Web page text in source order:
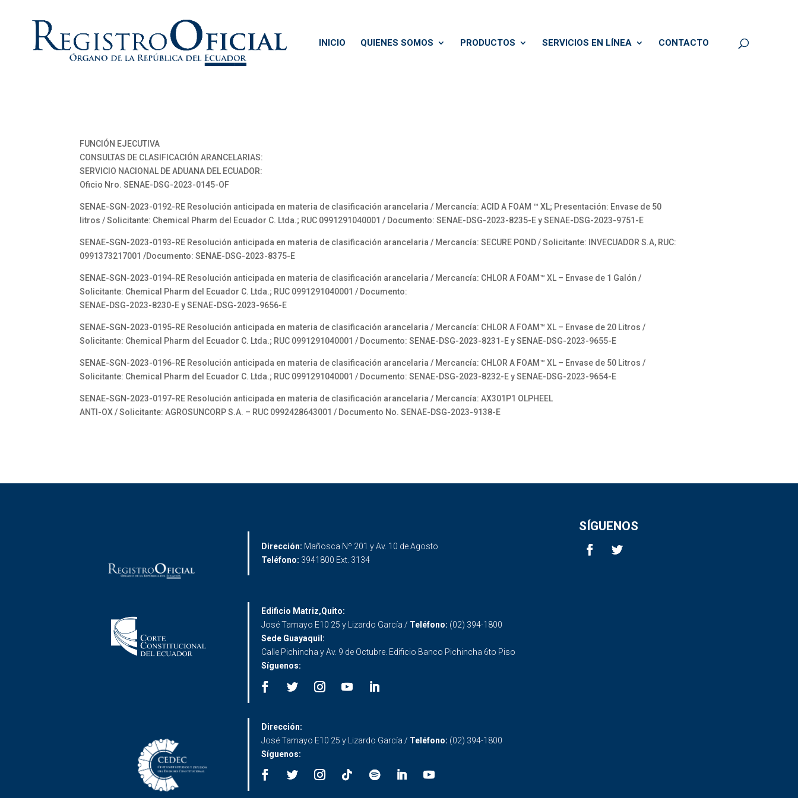
INICIO QUIENES SOMOS PRODUCTOS SERVICIOS EN LÍNEA CONTACTO
FUNCIÓN EJECUTIVA
CONSULTAS DE CLASIFICACIÓN ARANCELARIAS:
SERVICIO NACIONAL DE ADUANA DEL ECUADOR:
Oficio Nro. SENAE-DSG-2023-0145-OF
SENAE-SGN-2023-0192-RE Resolución anticipada en materia de clasificación arancelaria / Mercancía: ACID A FOAM ™ XL; Presentación: Envase de 50
litros / Solicitante: Chemical Pharm del Ecuador C. Ltda.; RUC 0991291040001 / Documento: SENAE-DSG-2023-8235-E y SENAE-DSG-2023-9751-E
SENAE-SGN-2023-0193-RE Resolución anticipada en materia de clasificación arancelaria / Mercancía: SECURE POND / Solicitante: INVECUADOR S.A, RUC:
0991373217001 /Documento: SENAE-DSG-2023-8375-E
SENAE-SGN-2023-0194-RE Resolución anticipada en materia de clasificación arancelaria / Mercancía: CHLOR A FOAM™ XL – Envase de 1 Galón /
Solicitante: Chemical Pharm del Ecuador C. Ltda.; RUC 0991291040001 / Documento:
SENAE-DSG-2023-8230-E y SENAE-DSG-2023-9656-E
SENAE-SGN-2023-0195-RE Resolución anticipada en materia de clasificación arancelaria / Mercancía: CHLOR A FOAM™ XL – Envase de 20 Litros /
Solicitante: Chemical Pharm del Ecuador C. Ltda.; RUC 0991291040001 / Documento: SENAE-DSG-2023-8231-E y SENAE-DSG-2023-9655-E
SENAE-SGN-2023-0196-RE Resolución anticipada en materia de clasificación arancelaria / Mercancía: CHLOR A FOAM™ XL – Envase de 50 Litros /
Solicitante: Chemical Pharm del Ecuador C. Ltda.; RUC 0991291040001 / Documento: SENAE-DSG-2023-8232-E y SENAE-DSG-2023-9654-E
SENAE-SGN-2023-0197-RE Resolución anticipada en materia de clasificación arancelaria / Mercancía: AX301P1 OLPHEEL
ANTI-OX / Solicitante: AGROSUNCORP S.A. – RUC 0992428643001 / Documento No. SENAE-DSG-2023-9138-E
Dirección: Mañosca Nº 201 y Av. 10 de Agosto
Teléfono: 3941800 Ext. 3134
SÍGUENOS
Edificio Matriz,Quito:
José Tamayo E10 25 y Lizardo García / Teléfono: (02) 394-1800
Sede Guayaquil:
Calle Pichincha y Av. 9 de Octubre. Edificio Banco Pichincha 6to Piso
Síguenos:
Dirección:
José Tamayo E10 25 y Lizardo García / Teléfono: (02) 394-1800
Síguenos: